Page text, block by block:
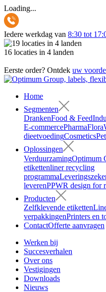
Loading...
Iedere werkdag van 8:30 tot
16 locaties in 4 landen
Eerste order? Ontdek uw
Home
Segmenten
DrankenFood & Feed
E-commercePharmaFlora
dieetvoedingCosmetics
Oplossingen
VerduurzamingOptimum
etikettenliner recycling
programma
leverenPPWR design for
Producten
Zelfklevende etiketten
verpakkingenPrinters en
ContactOfferte aanvragen
Werken bij
Succesverhalen
Over ons
Vestigingen
Downloads
Nieuws